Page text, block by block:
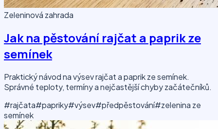
Zeleninová zahrada
Jak na pěstování rajčat a paprik ze
semínek
Praktický návod na výsev rajčat a paprik ze semínek.
Správné teploty, termíny a nejčastější chyby začátečníků.
#rajčata#papriky#výsev#předpěstování#zelenina ze
semínek